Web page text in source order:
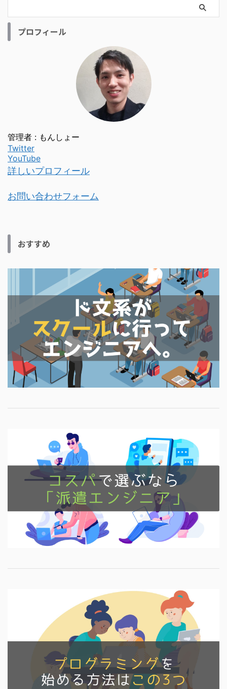
プロフィール
管理者 : もんしょー
Twitter
YouTube
詳しいプロフィール
お問い合わせフォーム
おすすめ